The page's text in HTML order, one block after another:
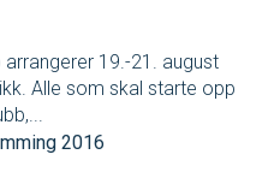
LIVETIMING.NO
19.-21. august
Alle som skal starte opp